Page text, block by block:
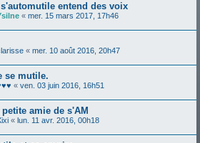
entend des voix
« mer. 15 mars 2017, 17h46
« mer. 10 août 2016, 20h47
se mutile.
« ven. 03 juin 2016, 16h51
amie de s'AM
« lun. 11 avr. 2016, 00h18